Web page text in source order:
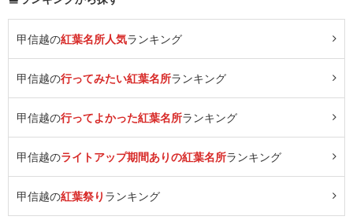
甲信越の紅葉名所人気ランキング
甲信越の行ってみたい紅葉名所ランキング
甲信越の行ってよかった紅葉名所ランキング
甲信越のライトアップ期間ありの紅葉名所ランキング
甲信越の紅葉祭り ランキング